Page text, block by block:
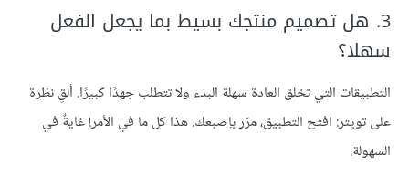
3. هل تصميم منتجك بسيط بما يجعل الفعل
سهلا؟
التطبيقات التي تخلق العادة سهلة البدء ولا تتطلب جهدًا كبيرًا. ألقِ نظرة
على تويتر: افتح التطبيق، مرّر بإصبعك. هذا كل ما في الأمر! غايةٌ في
السهولة!